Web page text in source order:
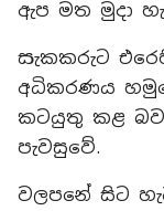
ඇප මත මුදා
සැකකරුට
අධිකරණය
කටයුතු කළ
පැවසුවේ.
වලපනේ සිට